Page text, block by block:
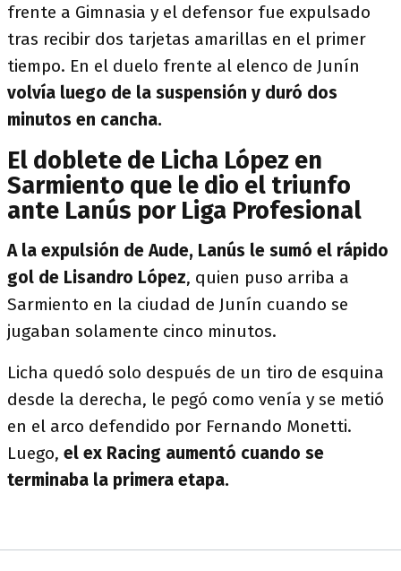
frente a Gimnasia y el defensor fue expulsado
tras recibir dos tarjetas amarillas en el primer
tiempo. En el duelo frente al elenco de Junín
volvía luego de la suspensión y duró dos
minutos en cancha.
El doblete de Licha López en
Sarmiento que le dio el triunfo
ante Lanús por Liga Profesional
A la expulsión de Aude, Lanús le sumó el rápido
gol de Lisandro López, quien puso arriba a
Sarmiento en la ciudad de Junín cuando se
jugaban solamente cinco minutos.
Licha quedó solo después de un tiro de esquina
desde la derecha, le pegó como venía y se metió
en el arco defendido por Fernando Monetti.
Luego, el ex Racing aumentó cuando se
terminaba la primera etapa.